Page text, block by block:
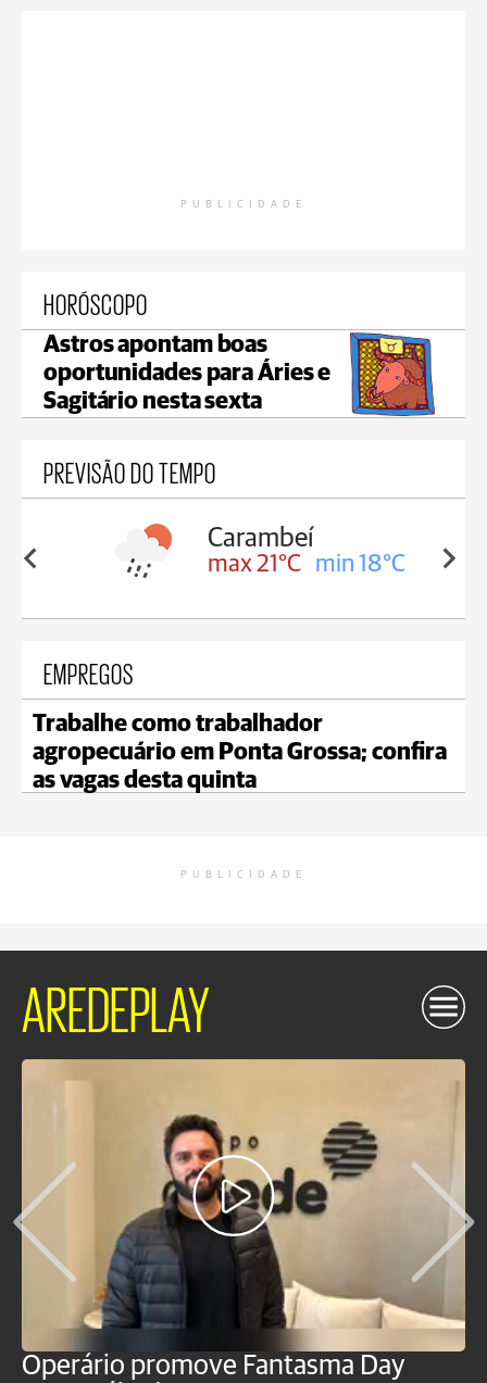
PUBLICIDADE
HORÓSCOPO
Astros apontam boas
oportunidades para Áries e
Sagitário nesta sexta
PREVISÃO DO TEMPO
18°C
Carambeí
max 21°C min 18°C
EMPREGOS
Trabalhe como trabalhador
agropecuário em Ponta Grossa; confira
as vagas desta quinta
PUBLICIDADE
AREDEPLAY
Operário promove Fantasma Day